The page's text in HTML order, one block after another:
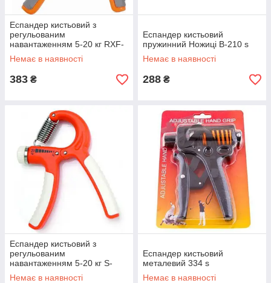
Еспандер кистьовий з
регульованим
навантаженням 5-20 кг RXF-
333
Немає в наявності
383 ₴
Еспандер кистьовий
пружинний Ножиці B-210 s
Немає в наявності
288 ₴
Еспандер кистьовий з
регульованим
навантаженням 5-20 кг S-
260B s
Немає в наявності
Еспандер кистьовий
металевий 334 s
Немає в наявності